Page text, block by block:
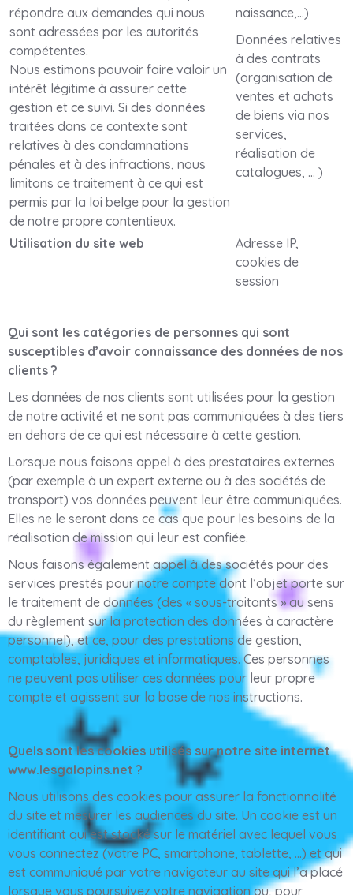
répondre aux demandes qui nous
sont adressées par les autorités
compétentes.
Nous estimons pouvoir faire valoir un
intérêt légitime à assurer cette
gestion et ce suivi. Si des données
traitées dans ce contexte sont
relatives à des condamnations
pénales et à des infractions, nous
limitons ce traitement à ce qui est
permis par la loi belge pour la gestion
de notre propre contentieux.
naissance,…)
Données relatives
à des contrats
(organisation de
ventes et achats
de biens via nos
services,
réalisation de
catalogues, … )
Utilisation du site web
Adresse IP,
cookies de
session
Qui sont les catégories de personnes qui sont
susceptibles d’avoir connaissance des données de nos
clients ?
Les données de nos clients sont utilisées pour la gestion
de notre activité et ne sont pas communiquées à des tiers
en dehors de ce qui est nécessaire à cette gestion.
Lorsque nous faisons appel à des prestataires externes
(par exemple à un expert externe ou à des sociétés de
transport) vos données peuvent leur être communiquées.
Elles ne le seront dans ce cas que pour les besoins de la
réalisation de mission qui leur est confiée.
Nous faisons également appel à des sociétés pour des
services prestés pour notre compte dont l’objet porte sur
le traitement de données (des « sous-traitants » au sens
du règlement sur la protection des données à caractère
personnel), et ce, pour des prestations de gestion,
comptables, juridiques et informatiques. Ces personnes
ne peuvent pas utiliser ces données pour leur propre
compte et agissent sur la base de nos instructions.
Quels sont les cookies utilisés sur notre site internet
www.lesgalopins.net ?
Nous utilisons des cookies pour assurer la fonctionnalité
du site et mesurer les audiences du site. Un cookie est un
identifiant qui est stocké sur le matériel avec lequel vous
vous connectez (votre PC, smartphone, tablette, …) et qui
est communiqué par votre navigateur au site qui l’a placé
lorsque vous poursuivez votre navigation ou, pour